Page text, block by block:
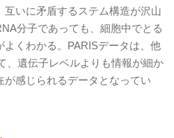
いに矛盾するステム構造が沢山
分子であっても、細胞中でとる
よくわかる。PARISデータは、他
、遺伝子レベルよりも情報が細か
が感じられるデータとなってい